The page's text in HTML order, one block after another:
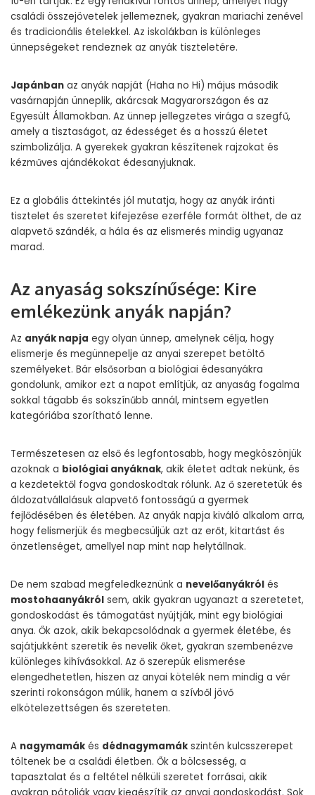
családi összejövetelek jellemeznek, gyakran mariachi zenével
és tradicionális ételekkel. Az iskolákban is különleges
ünnepségeket rendeznek az anyák tiszteletére.
Japánban az anyák napját (Haha no Hi) május második
vasárnapján ünneplik, akárcsak Magyarországon és az
Egyesült Államokban. Az ünnep jellegzetes virága a szegfű,
amely a tisztaságot, az édességet és a hosszú életet
szimbolizálja. A gyerekek gyakran készítenek rajzokat és
kézműves ajándékokat édesanyjuknak.
Ez a globális áttekintés jól mutatja, hogy az anyák iránti
tisztelet és szeretet kifejezése ezerféle formát ölthet, de az
alapvető szándék, a hála és az elismerés mindig ugyanaz
marad.
Az anyaság sokszínűsége: Kire
emlékezünk anyák napján?
Az anyák napja egy olyan ünnep, amelynek célja, hogy
elismerje és megünnepelje az anyai szerepet betöltő
személyeket. Bár elsősorban a biológiai édesanyákra
gondolunk, amikor ezt a napot említjük, az anyaság fogalma
sokkal tágabb és sokszínűbb annál, mintsem egyetlen
kategóriába szorítható lenne.
Természetesen az első és legfontosabb, hogy megköszönjük
azoknak a biológiai anyáknak, akik életet adtak nekünk, és
a kezdetektől fogva gondoskodtak rólunk. Az ő szeretetük és
áldozatvállalásuk alapvető fontosságú a gyermek
fejlődésében és életében. Az anyák napja kiváló alkalom arra,
hogy felismerjük és megbecsüljük azt az erőt, kitartást és
önzetlenséget, amellyel nap mint nap helytállnak.
De nem szabad megfeledkeznünk a nevelőanyákról és
mostohaanyákról sem, akik gyakran ugyanazt a szeretetet,
gondoskodást és támogatást nyújtják, mint egy biológiai
anya. Ők azok, akik bekapcsolódnak a gyermek életébe, és
sajátjukként szeretik és nevelik őket, gyakran szembenézve
különleges kihívásokkal. Az ő szerepük elismerése
elengedhetetlen, hiszen az anyai kötelék nem mindig a vér
szerinti rokonságon múlik, hanem a szívből jövő
elkötelezettségen és szereteten.
A nagymamák és dédnagymamák szintén kulcsszerepet
töltenek be a családi életben. Ők a bölcsesség, a
tapasztalat és a feltétel nélküli szeretet forrásai, akik